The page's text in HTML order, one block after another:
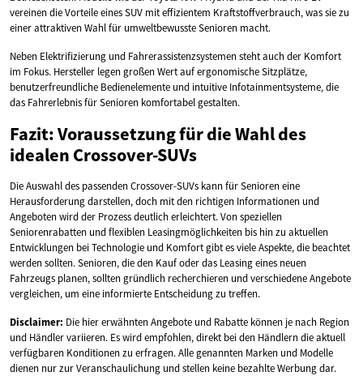
vereinen die Vorteile eines SUV mit effizientem Kraftstoffverbrauch, was sie zu
einer attraktiven Wahl für umweltbewusste Senioren macht.
Neben Elektrifizierung und Fahrerassistenzsystemen steht auch der Komfort
im Fokus. Hersteller legen großen Wert auf ergonomische Sitzplätze,
benutzerfreundliche Bedienelemente und intuitive Infotainmentsysteme, die
das Fahrerlebnis für Senioren komfortabel gestalten.
Fazit: Voraussetzung für die Wahl des
idealen Crossover-SUVs
Die Auswahl des passenden Crossover-SUVs kann für Senioren eine
Herausforderung darstellen, doch mit den richtigen Informationen und
Angeboten wird der Prozess deutlich erleichtert. Von speziellen
Seniorenrabatten und flexiblen Leasingmöglichkeiten bis hin zu aktuellen
Entwicklungen bei Technologie und Komfort gibt es viele Aspekte, die beachtet
werden sollten. Senioren, die den Kauf oder das Leasing eines neuen
Fahrzeugs planen, sollten gründlich recherchieren und verschiedene Angebote
vergleichen, um eine informierte Entscheidung zu treffen.
Disclaimer: Die hier erwähnten Angebote und Rabatte können je nach Region
und Händler variieren. Es wird empfohlen, direkt bei den Händlern die aktuell
verfügbaren Konditionen zu erfragen. Alle genannten Marken und Modelle
dienen nur zur Veranschaulichung und stellen keine bezahlte Werbung dar.